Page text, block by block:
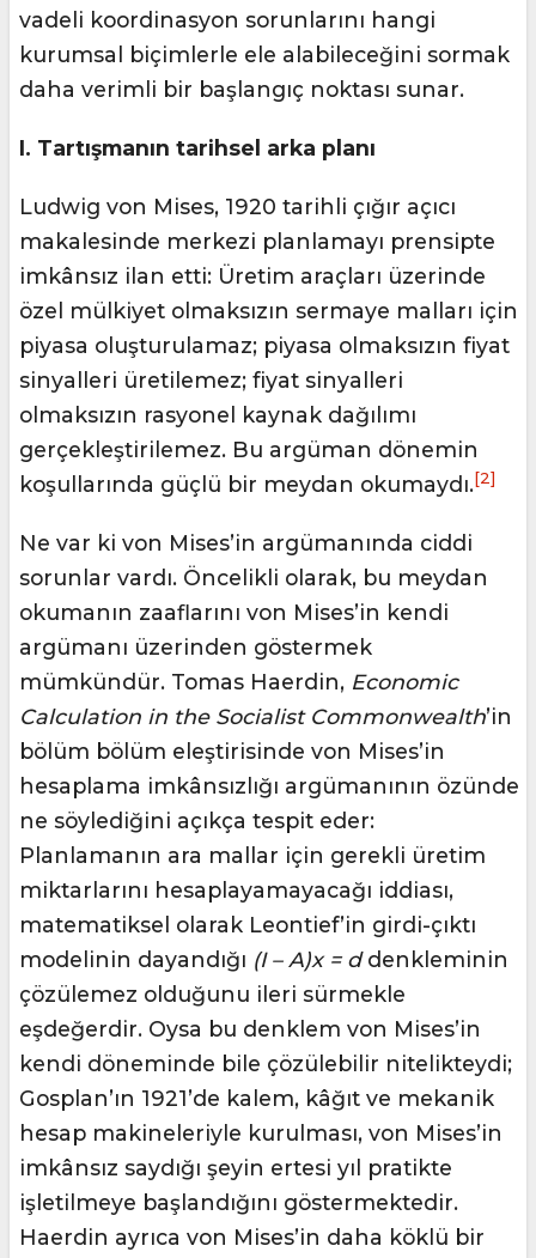
vadeli koordinasyon sorunlarını hangi
kurumsal biçimlerle ele alabileceğini sormak
daha verimli bir başlangıç noktası sunar.
I. Tartışmanın tarihsel arka planı
Ludwig von Mises, 1920 tarihli çığır açıcı
makalesinde merkezi planlamayı prensipte
imkânsız ilan etti: Üretim araçları üzerinde
özel mülkiyet olmaksızın sermaye malları için
piyasa oluşturulamaz; piyasa olmaksızın fiyat
sinyalleri üretilemez; fiyat sinyalleri
olmaksızın rasyonel kaynak dağılımı
gerçekleştirilemez. Bu argüman dönemin
koşullarında güçlü bir meydan okumaydı.[2]
Ne var ki von Mises’in argümanında ciddi
sorunlar vardı. Öncelikli olarak, bu meydan
okumanın zaaflarını von Mises’in kendi
argümanı üzerinden göstermek
mümkündür. Tomas Haerdin, Economic
Calculation in the Socialist Commonwealth’in
bölüm bölüm eleştirisinde von Mises’in
hesaplama imkânsızlığı argümanının özünde
ne söylediğini açıkça tespit eder:
Planlamanın ara mallar için gerekli üretim
miktarlarını hesaplayamayacağı iddiası,
matematiksel olarak Leontief’in girdi-çıktı
modelinin dayandığı (I – A)x = ddenkleminin
çözülemez olduğunu ileri sürmekle
eşdeğerdir. Oysa bu denklem von Mises’in
kendi döneminde bile çözülebilir nitelikteydi;
Gosplan’ın 1921’de kalem, kâğıt ve mekanik
hesap makineleriyle kurulması, von Mises’in
imkânsız saydığı şeyin ertesi yıl pratikte
işletilmeye başlandığını göstermektedir.
Haerdin ayrıca von Mises’in daha köklü bir